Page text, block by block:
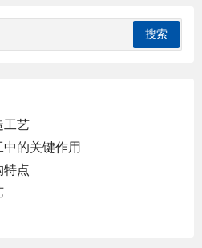
工艺
的关键作用
点